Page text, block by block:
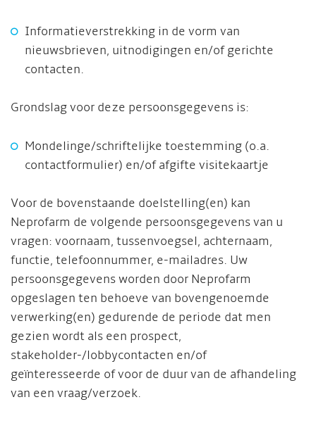
Informatieverstrekking in de vorm van
nieuwsbrieven, uitnodigingen en/of gerichte
contacten.
Grondslag voor deze persoonsgegevens is:
Mondelinge/schriftelijke toestemming (o.a.
contactformulier) en/of afgifte visitekaartje
Voor de bovenstaande doelstelling(en) kan
Neprofarm de volgende persoonsgegevens van u
vragen: voornaam, tussenvoegsel, achternaam,
functie, telefoonnummer, e-mailadres. Uw
persoonsgegevens worden door Neprofarm
opgeslagen ten behoeve van bovengenoemde
verwerking(en) gedurende de periode dat men
gezien wordt als een prospect,
stakeholder-/lobbycontacten en/of
geïnteresseerde of voor de duur van de afhandeling
van een vraag/verzoek.